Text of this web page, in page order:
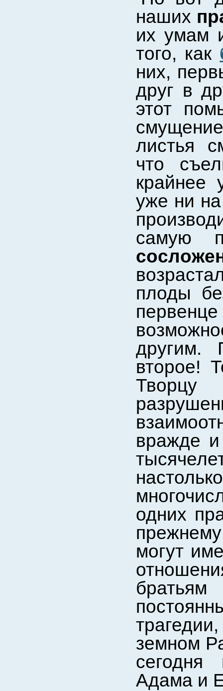
наших
их умам
того, как
них,
друг в
этот
листья
что
крайнее
уже ни
самую
плоды
другим.
второе!
вражде
одних
могут
земном
Адама и